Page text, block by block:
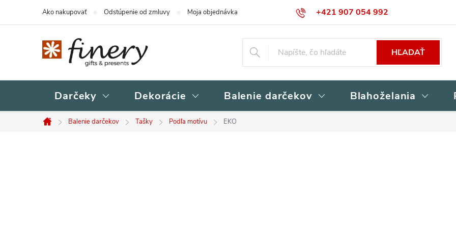
+421 907 054 992
Ako nakupovať Odstúpenie od zmluvy Moja objednávka Obchodné podmienky Podmienky ochrany
HĽADAŤ
Darčeky Dekorácie Balenie darčekov Blahoželania
Domov
Balenie darčekov Tašky Podľa motívu EKO